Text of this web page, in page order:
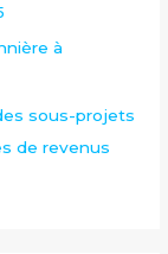
à
sous-projets
de revenus